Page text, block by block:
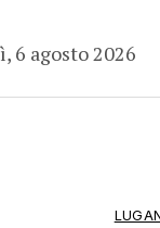
6 agosto 2026